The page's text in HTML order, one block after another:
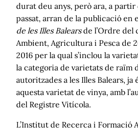
durat deu anys, però ara, a partir
passat, arran de la publicació en
de les Illes Balearsde l’Ordre del
Ambient, Agricultura i Pesca de
2016 per la qual s’inclou la
la categoria de varietats de raïm
autoritzades a les Illes Balears, ja
aquesta varietat de vinya, amb
del Registre Vitícola.
L’Institut de Recerca i Formació